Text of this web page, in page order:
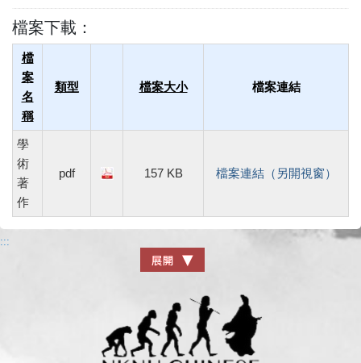
檔案下載：
檔
案
名
稱
類型 檔案大小 檔案連結
學
術
著
作
pdf 157 KB 檔案連結（另開視窗）
:::